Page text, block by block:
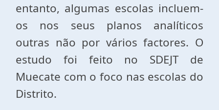
entanto, algumas escolas incluem-
os nos seus planos analíticos
outras não por vários factores. O
estudo foi feito no SDEJT de
Muecate com o foco nas escolas do
Distrito.